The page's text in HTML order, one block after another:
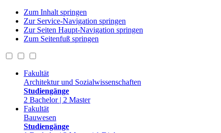
Zum Inhalt springen
Zur Service-Navigation springen
Zur Seiten Haupt-Navigation springen
Zum Seitenfuß springen
Fakultät
Architektur und Sozialwissenschaften
Studiengänge
2 Bachelor | 2 Master
Fakultät
Bauwesen
Studiengänge